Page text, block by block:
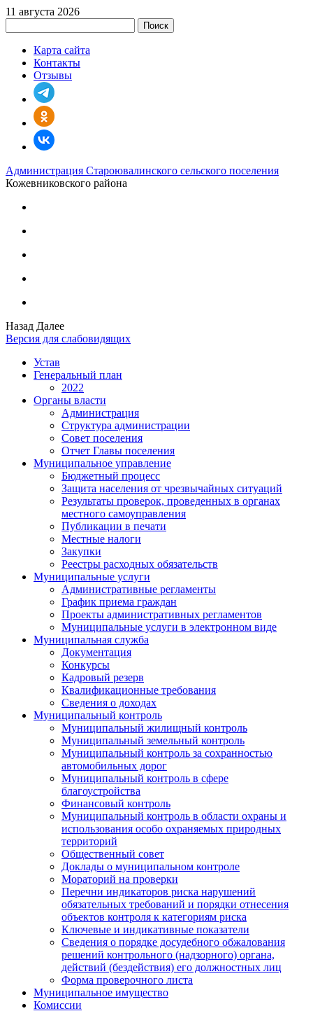
11 августа 2026
Поиск
Карта сайта
Контакты
Отзывы
Администрация Староювалинского сельского поселения
Кожевниковского района
Назад Далее
Версия для слабовидящих
Устав
Генеральный план
2022
Органы власти
Администрация
Структура администрации
Совет поселения
Отчет Главы поселения
Муниципальное управление
Бюджетный процесс
Защита населения от чрезвычайных ситуаций
Результаты проверок, проведенных в органах
местного самоуправления
Публикации в печати
Местные налоги
Закупки
Реестры расходных обязательств
Муниципальные услуги
Административные регламенты
График приема граждан
Проекты административных регламентов
Муниципальные услуги в электронном виде
Муниципальная служба
Документация
Конкурсы
Кадровый резерв
Квалификационные требования
Сведения о доходах
Муниципальный контроль
Муниципальный жилищный контроль
Муниципальный земельный контроль
Муниципальный контроль за сохранностью
автомобильных дорог
Муниципальный контроль в сфере
благоустройства
Финансовый контроль
Муниципальный контроль в области охраны и
использования особо охраняемых природных
территорий
Общественный совет
Доклады о муниципальном контроле
Мораторий на проверки
Перечни индикаторов риска нарушений
обязательных требований и порядки отнесения
объектов контроля к категориям риска
Ключевые и индикативные показатели
Сведения о порядке досудебного обжалования
решений контрольного (надзорного) органа,
действий (бездействия) его должностных лиц
Форма проверочного листа
Муниципальное имущество
Комиссии